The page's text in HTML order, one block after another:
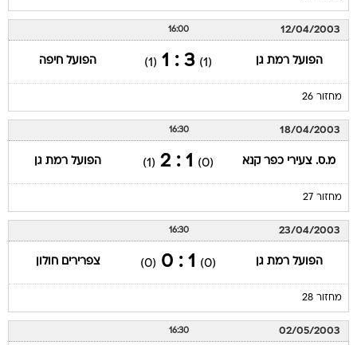
12/04/2003
16:00
הפועל רמת גן (1)
3 : 1
(1) הפועל חיפה
מחזור 26
18/04/2003
16:30
מ.ס. צעירי כפר קנא (0)
1 : 2
(1) הפועל רמת גן
מחזור 27
23/04/2003
16:30
הפועל רמת גן (0)
1 : 0
(0) צפרירים חולון
מחזור 28
02/05/2003
16:30